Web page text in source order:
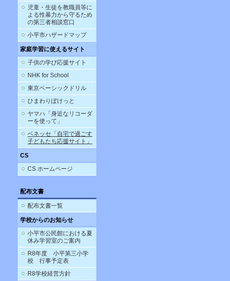
児童・生徒を教職員等に
よる性暴力から守るため
の第三者相談窓口
小平市ハザードマップ
家庭学習に使えるサイト
子供の学び応援サイト
NHK for School
東京ベーシックドリル
ひまわりぽけっと
ヤマハ「身近なリコーダ
ーを使って」
ベネッセ「自宅で過ごす
子どもたち応援サイト」
CS
CS ホームページ
配布文書
配布文書一覧
学校からのお知らせ
小平市公民館における夏
休み学習室のご案内
R8年度 小平第三小学
校 行事予定表
R8学校経営方針